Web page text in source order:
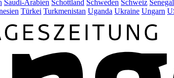
Saudi-Arabien Schottland Schweden Schweiz Senegal
Türkei Turkmenistan Uganda Ukraine Ungarn